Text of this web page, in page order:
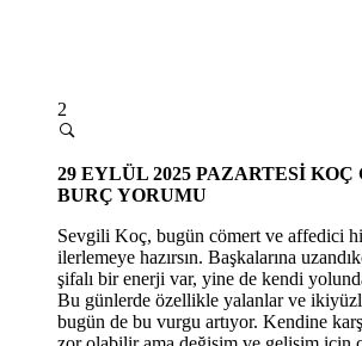
2
29 EYLÜL 2025 PAZARTESİ KOÇ
BURÇ YORUMU
Sevgili Koç, bugün cömert ve affedici
ilerlemeye hazırsın. Başkalarına
şifalı bir enerji var, yine de kendi
Bu günlerde özellikle yalanlar ve
bugün de bu vurgu artıyor. Kendine